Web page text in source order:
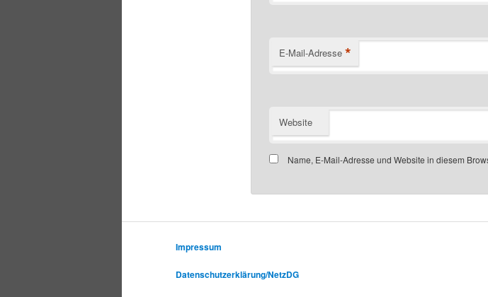
E-Mail-Adresse *
Website
Name, E-Mail-Adresse und Website in diesem
Impressum
Datenschutzerklärung/NetzDG